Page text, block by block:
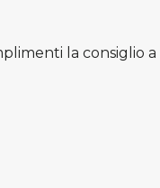
la consiglio